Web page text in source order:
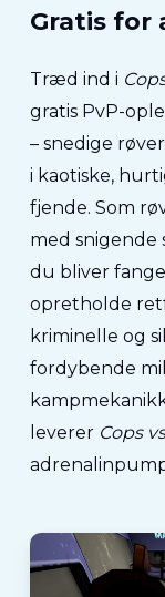
Gratis for
Træd ind i
gratis PvP-
– snedige
i kaotiske,
fjende. Som
med
du bliver
opretholde
kriminelle og
fordybende
leverer Cops